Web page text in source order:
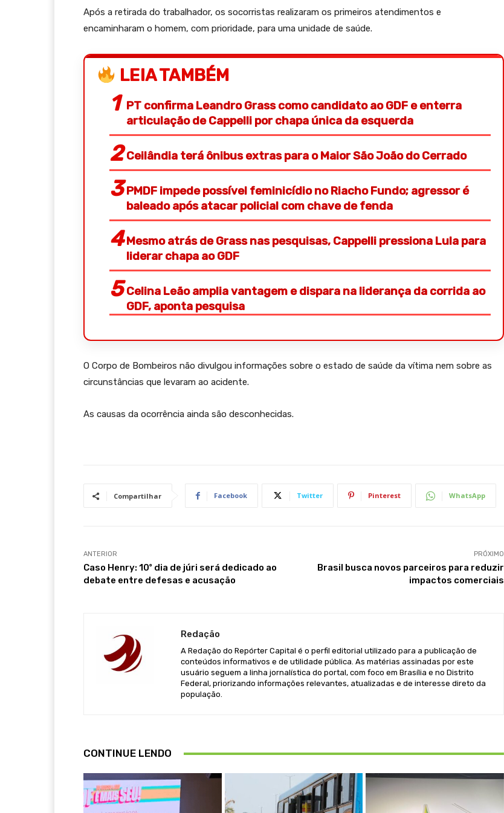
Após a retirada do trabalhador, os socorristas realizaram os primeiros atendimentos e
encaminharam o homem, com prioridade, para uma unidade de saúde.
LEIA TAMBÉM
PT confirma Leandro Grass como candidato ao GDF e enterra
articulação de Cappelli por chapa única da esquerda
Ceilândia terá ônibus extras para o Maior São João do Cerrado
PMDF impede possível feminicídio no Riacho Fundo; agressor é
baleado após atacar policial com chave de fenda
Mesmo atrás de Grass nas pesquisas, Cappelli pressiona Lula para
liderar chapa ao GDF
Celina Leão amplia vantagem e dispara na liderança da corrida ao
GDF, aponta pesquisa
O Corpo de Bombeiros não divulgou informações sobre o estado de saúde da vítima nem sobre as
circunstâncias que levaram ao acidente.
As causas da ocorrência ainda são desconhecidas.
Compartilhar Facebook Twitter Pinterest WhatsApp
ANTERIOR
Caso Henry: 10º dia de júri será dedicado ao
debate entre defesas e acusação
PRÓXIMO
Brasil busca novos parceiros para reduzir
impactos comerciais
Redação
A Redação do Repórter Capital é o perfil editorial utilizado para a publicação de
conteúdos informativos e de utilidade pública. As matérias assinadas por este
usuário seguem a linha jornalística do portal, com foco em Brasília e no Distrito
Federal, priorizando informações relevantes, atualizadas e de interesse direto da
população.
CONTINUE LENDO